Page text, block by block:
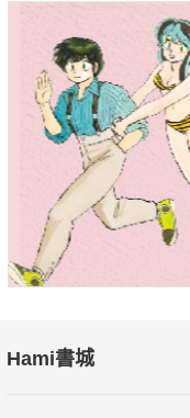
生重大決策的隱形推
二選一，而是可以擁
的關鍵，就在建立一
的情境智慧。瓦基從最
的情境智慧框架，重
具，引導你跳脫二元
的各種選擇時，做出更
專文推薦
郝旭烈｜郝聲音
Hami書城